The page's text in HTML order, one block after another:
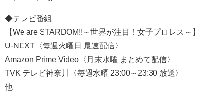
◆テレビ番組
【We are STARDOM!!～世界が注目！女子プロレス～】
U-NEXT〈毎週火曜日 最速配信〉
Amazon Prime Video〈月末水曜 まとめて配信〉
TVK テレビ神奈川〈毎週水曜 23:00～23:30 放送〉
他